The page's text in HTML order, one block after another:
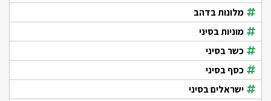
מלונות בדהב
מוניות בסיני
כשר בסיני
כסף בסיני
ישראלים בסיני